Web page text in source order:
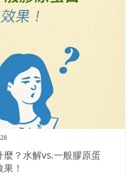
？水解vs.一般膠原蛋
！